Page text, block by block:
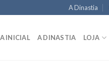
A Dinastia
INICIAL A DINASTIA LOJA